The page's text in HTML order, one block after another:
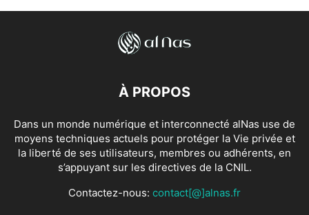
À PROPOS
Dans un monde numérique et interconnecté alNas use de
moyens techniques actuels pour protéger la Vie privée et
la liberté de ses utilisateurs, membres ou adhérents, en
s’appuyant sur les directives de la CNIL.
Contactez-nous: contact[@]alnas.fr